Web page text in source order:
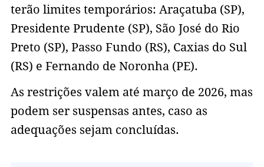
terão limites temporários: Araçatuba (SP),
Presidente Prudente (SP), São José do Rio
Preto (SP), Passo Fundo (RS), Caxias do Sul
(RS) e Fernando de Noronha (PE).
As restrições valem até março de 2026, mas
podem ser suspensas antes, caso as
adequações sejam concluídas.